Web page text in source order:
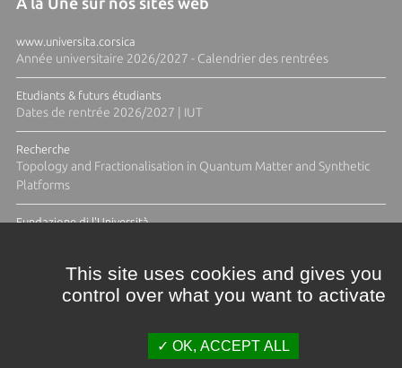
www.universita.corsica
Année universitaire 2026/2027 - Calendrier des rentrées
Etudiants & futurs étudiants
Dates de rentrée 2026/2027 | IUT
Recherche
Topology and Fractionalisation in Quantum Matter and Synthetic
Platforms
Fundazione di l'Università
This site uses cookies and gives you
control over what you want to activate
OK, ACCEPT ALL